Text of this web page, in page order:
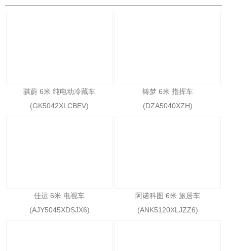
骐蔚 6米 纯电动冷藏车
(GK5042XLCBEV)
铸梦 6米 指挥车
(DZA5040XZH)
佳运 6米 电视车
(AJY5045XDSJX6)
阿诺科图 6米 旅居车
(ANK5120XLJZZ6)